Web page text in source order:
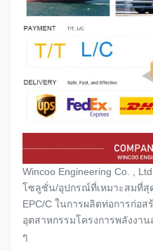
Wincoo Engineering Co. ,
โซลูชั่น/อุปกรณ์ที่เหมาะสมที่สุ
EPC/C ในการผลิตท่อการก่อส
อุตสาหกรรมโครงการพลังงา
ๆ